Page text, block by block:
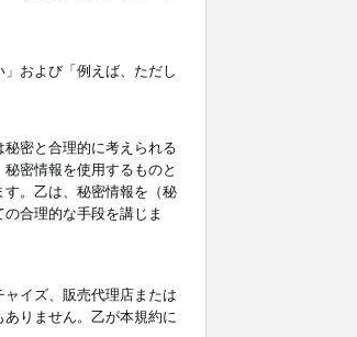
および「例えば、ただし
密と合理的に考えられる
密情報を使用するものと
。乙は、秘密情報を（秘
合理的な手段を講じま
イズ、販売代理店または
りません。乙が本規約に